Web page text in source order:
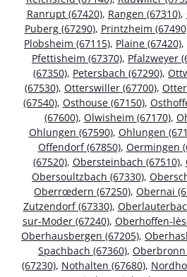
Ranrupt (67420), Rangen (67310),
Puberg (67290), Printzheim
Plobsheim (67115), Plaine (67420),
Pfettisheim (67370), Pfalzweyer
(67350), Petersbach (67290),
(67530), Otterswiller (67700),
(67540), Osthouse (67150),
(67600), Olwisheim (67170),
Ohlungen (67590), Ohlungen
Offendorf (67850), Oermingen
(67520), Obersteinbach (67510),
Obersoultzbach (67330),
Oberrœdern (67250), Obernai
Zutzendorf (67330),
sur-Moder (67240), Oberhoffen-
Oberhausbergen (67205),
Spachbach (67360), Oberbronn
(67230), Nothalten (67680),